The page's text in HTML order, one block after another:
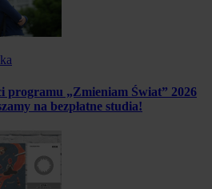
programu „Zmieniam Świat” 2026
na bezpłatne studia!